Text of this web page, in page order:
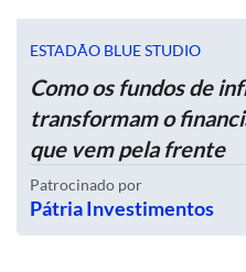
ESTADÃO BLUE STUDIO
Como os fundos de
transformam o
que vem pela frente
Patrocinado por
Pátria Investimentos